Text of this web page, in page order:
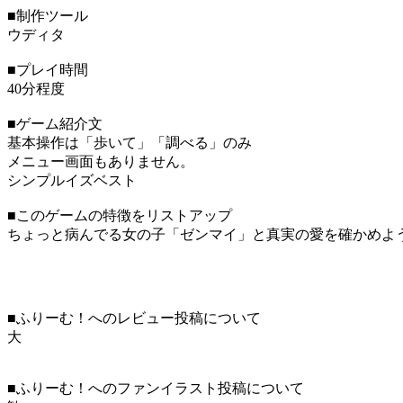
■制作ツール
ウディタ
■プレイ時間
40分程度
■ゲーム紹介文
基本操作は「歩いて」「調べる」のみ
メニュー画面もありません。
シンプルイズベスト
■このゲームの特徴をリストアップ
ちょっと病んでる女の子「ゼンマイ」と真実の愛を確かめよ
■ふりーむ！へのレビュー投稿について
大
■ふりーむ！へのファンイラスト投稿について